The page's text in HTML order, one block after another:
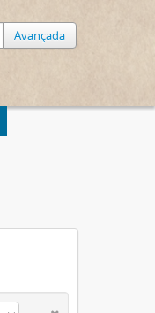
Avançada